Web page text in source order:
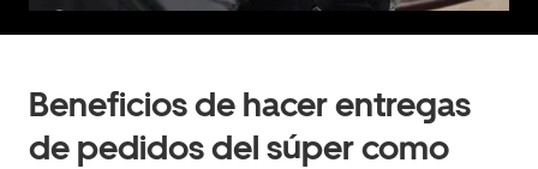
Beneficios de hacer entregas
de pedidos del súper como